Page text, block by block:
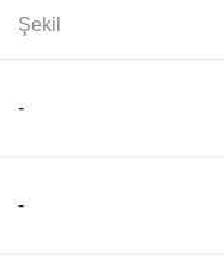
Şekil
-
-